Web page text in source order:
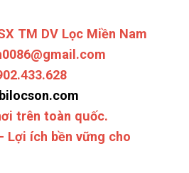
TM DV Lọc Miền Nam
trên toàn quốc.
Lợi ích bền vững cho